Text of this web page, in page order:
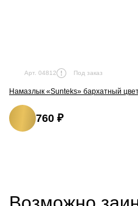
Арт. 04812 Под заказ
Намазлык «Sunteks» бархатный
760 ₽